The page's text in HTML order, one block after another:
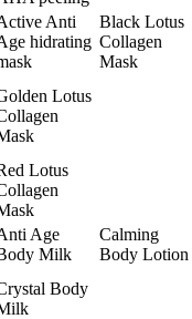
Anti
hidrating
Black Lotus
Collagen
Mask
Lotus
Lotus
Age
Milk
Calming
Body Lotion
Body